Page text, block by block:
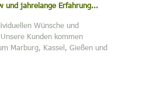
und jahrelange Erfahrung...
Wünsche und
Kunden kommen
Marburg, Kassel, Gießen und